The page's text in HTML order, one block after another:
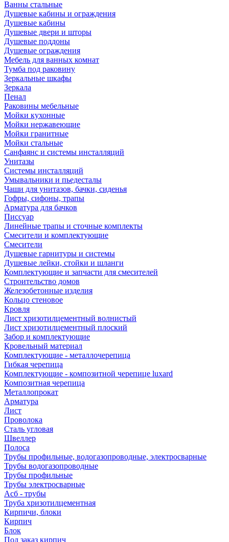
Ванны стальные
Душевые кабины и ограждения
Душевые кабины
Душевые двери и шторы
Душевые поддоны
Душевые ограждения
Мебель для ванных комнат
Тумба под раковину
Зеркальные шкафы
Зеркала
Пенал
Раковины мебельные
Мойки кухонные
Мойки нержавеющие
Мойки гранитные
Мойки стальные
Санфаянс и системы инсталляций
Унитазы
Системы инсталляций
Умывальники и пьедесталы
Чаши для унитазов, бачки, сиденья
Гофры, сифоны, трапы
Арматура для бачков
Писсуар
Линейные трапы и сточные комплекты
Смесители и комплектующие
Смесители
Душевые гарнитуры и системы
Душевые лейки, стойки и шланги
Комплектующие и запчасти для смесителей
Строительство домов
Железобетонные изделия
Кольцо стеновое
Кровля
Лист хризотилцементный волнистый
Лист хризотилцементный плоский
Забор и комплектующие
Кровельный материал
Комплектующие - металлочерепица
Гибкая черепица
Комплектующие - композитной черепице luxard
Композитная черепица
Металлопрокат
Арматура
Лист
Проволока
Сталь угловая
Швеллер
Полоса
Трубы профильные, водогазопроводные, электросварные
Трубы водогазопроводные
Трубы профильные
Трубы электросварные
Асб - трубы
Труба хризотилцементная
Кирпичи, блоки
Кирпич
Блок
Под заказ кирпич